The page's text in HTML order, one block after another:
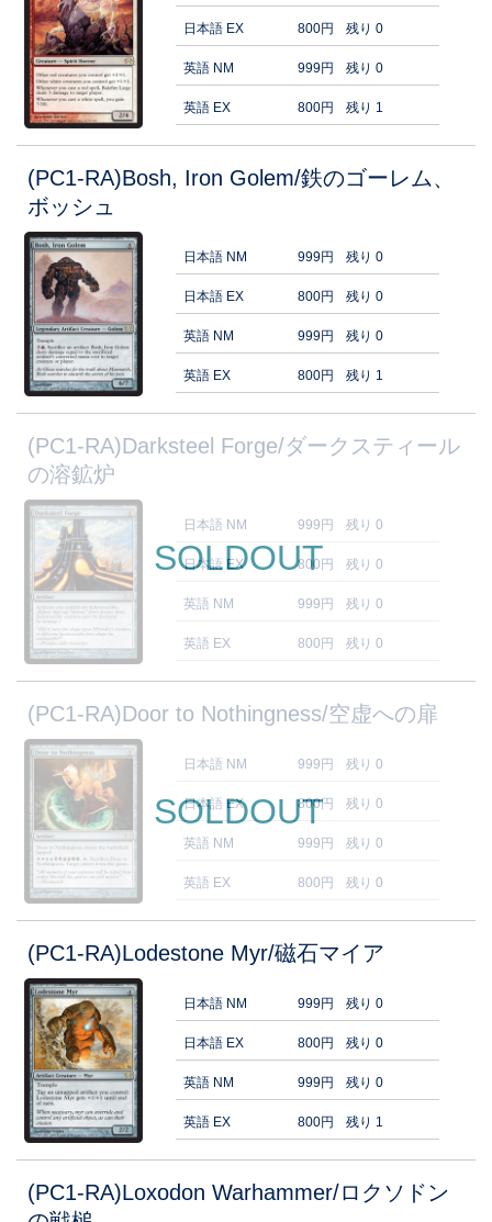
日本語 EX 800円 残り 0
英語 NM 999円 残り 0
英語 EX 800円 残り 1
(PC1-RA)Bosh, Iron Golem/鉄のゴーレム、
ボッシュ
日本語 NM 999円 残り 0
日本語 EX 800円 残り 0
英語 NM 999円 残り 0
英語 EX 800円 残り 1
(PC1-RA)Darksteel Forge/ダークスティール
の溶鉱炉
日本語 NM 999円 残り 0
日本語 EX 800円 残り 0
英語 NM 999円 残り 0
英語 EX 800円 残り 0
SOLDOUT
(PC1-RA)Door to Nothingness/空虚への扉
日本語 NM 999円 残り 0
日本語 EX 800円 残り 0
英語 NM 999円 残り 0
英語 EX 800円 残り 0
SOLDOUT
(PC1-RA)Lodestone Myr/磁石マイア
日本語 NM 999円 残り 0
日本語 EX 800円 残り 0
英語 NM 999円 残り 0
英語 EX 800円 残り 1
(PC1-RA)Loxodon Warhammer/ロクソドン